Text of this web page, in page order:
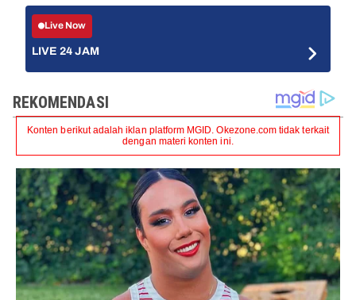
Live Now
LIVE 24 JAM